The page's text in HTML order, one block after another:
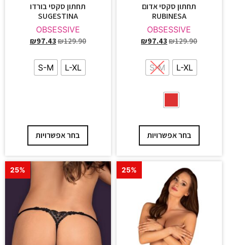
תחתון סקסי אדום
RUBINESA
OBSESSIVE
₪129.90
₪97.43
L-XL
S-M
בחר אפשרויות
תחתון סקסי בורדו
SUGESTINA
OBSESSIVE
₪129.90
₪97.43
L-XL
S-M
בחר אפשרויות
25%
25%